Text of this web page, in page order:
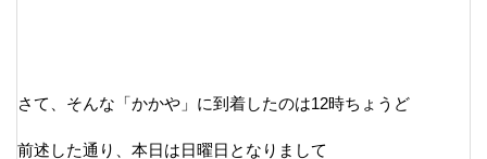
さて、そんな「かかや」に到着したのは12時ちょうど
前述した通り、本日は日曜日となりまして